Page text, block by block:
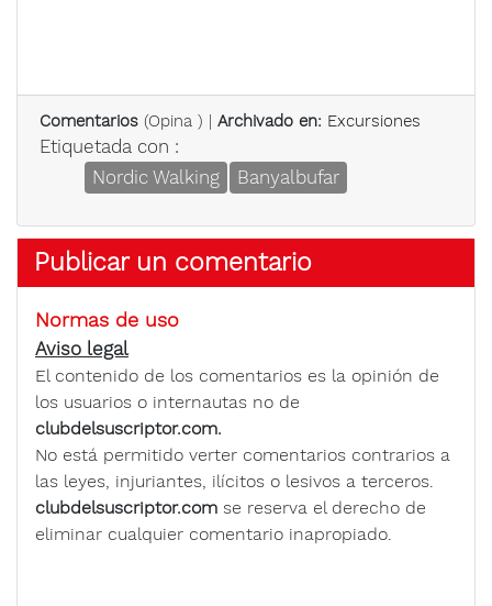
Comentarios (Opina ) | Archivado en: Excursiones
Etiquetada con :
Nordic Walking
Banyalbufar
Publicar un comentario
Normas de uso
Aviso legal
El contenido de los comentarios es la opinión de
los usuarios o internautas no de
clubdelsuscriptor.com.
No está permitido verter comentarios contrarios a
las leyes, injuriantes, ilícitos o lesivos a terceros.
clubdelsuscriptor.com se reserva el derecho de
eliminar cualquier comentario inapropiado.